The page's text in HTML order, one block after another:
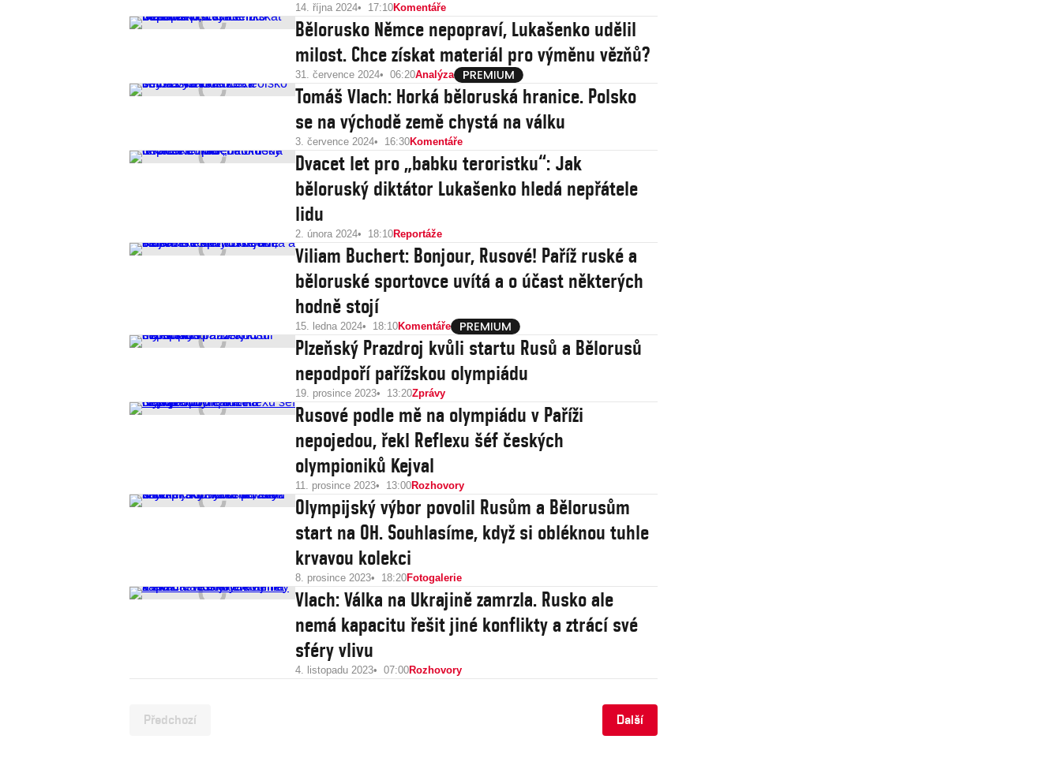
14. října 2024 17:10Komentáře
Bělorusko Němce nepopraví, Lukašenko udělil
milost. Chce získat materiál pro výměnu vězňů?
31. července 2024 06:20Analýza
Tomáš Vlach: Horká běloruská hranice. Polsko
se na východě země chystá na válku
3. července 2024 16:30Komentáře
Dvacet let pro „babku teroristku“: Jak
běloruský diktátor Lukašenko hledá nepřátele
lidu
2. února 2024 18:10Reportáže
Viliam Buchert: Bonjour, Rusové! Paříž ruské a
běloruské sportovce uvítá a o účast některých
hodně stojí
15. ledna 2024 18:10Komentáře
Plzeňský Prazdroj kvůli startu Rusů a Bělorusů
nepodpoří pařížskou olympiádu
19. prosince 2023 13:20Zprávy
Rusové podle mě na olympiádu v Paříži
nepojedou, řekl Reflexu šéf českých
olympioniků Kejval
11. prosince 2023 13:00Rozhovory
Olympijský výbor povolil Rusům a Bělorusům
start na OH. Souhlasíme, když si obléknou tuhle
krvavou kolekci
8. prosince 2023 18:20Fotogalerie
Vlach: Válka na Ukrajině zamrzla. Rusko ale
nemá kapacitu řešit jiné konflikty a ztrácí své
sféry vlivu
4. listopadu 2023 07:00Rozhovory
Předchozí Další